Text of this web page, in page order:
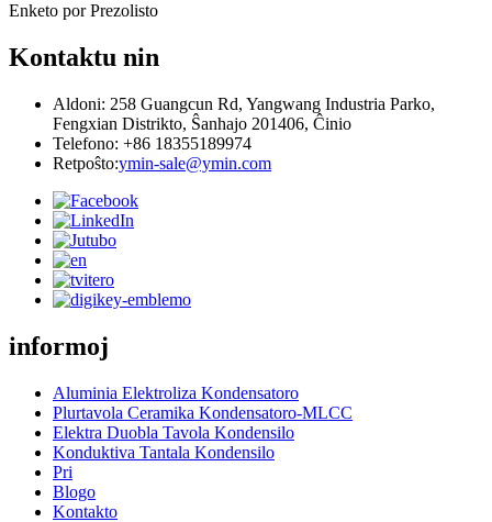
Enketo por Prezolisto
Kontaktu nin
Aldoni: 258 Guangcun Rd, Yangwang Industria Parko,
Fengxian Distrikto, Ŝanhajo 201406, Ĉinio
Telefono: +86 18355189974
Retpoŝto:ymin-sale@ymin.com
informoj
Aluminia Elektroliza Kondensatoro
Plurtavola Ceramika Kondensatoro-MLCC
Elektra Duobla Tavola Kondensilo
Konduktiva Tantala Kondensilo
Pri
Blogo
Kontakto